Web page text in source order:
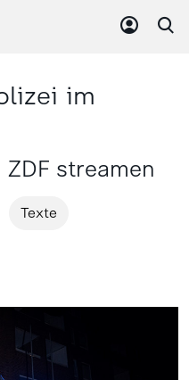
im
streamen
Texte